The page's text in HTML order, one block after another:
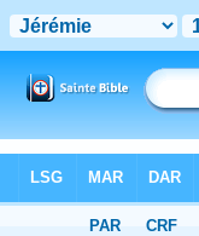
> Jeremiah 14